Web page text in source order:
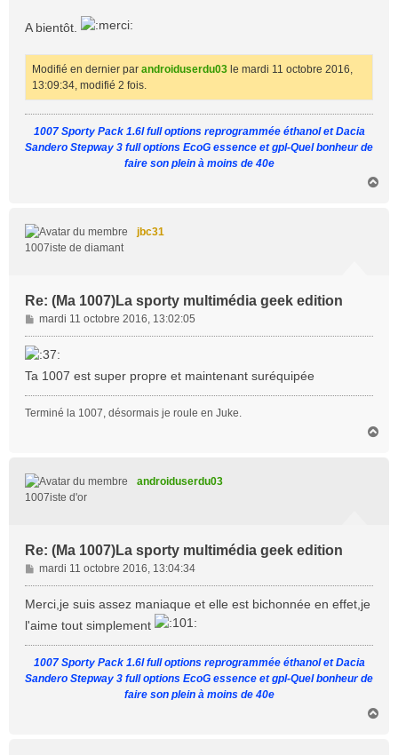
A bientôt.
Modifié en dernier par androiduserdu03 le mardi 11 octobre 2016,
13:09:34, modifié 2 fois.
1007 Sporty Pack 1.6l full options reprogrammée éthanol et Dacia
Sandero Stepway 3 full options EcoG essence et gpl-Quel bonheur de
faire son plein à moins de 40e
jbc31
1007iste de diamant
Re: (Ma 1007)La sporty multimédia geek edition
M
e
s
a
g
e
mardi 11 octobre 2016, 13:02:05
Ta 1007 est super propre et maintenant suréquipée
Terminé la 1007, désormais je roule en Juke.
androiduserdu03
1007iste d'or
Re: (Ma 1007)La sporty multimédia geek edition
M
e
a
g
e
mardi 11 octobre 2016, 13:04:34
Merci,je suis assez maniaque et elle est bichonnée en effet,je
l'aime tout simplement
1007 Sporty Pack 1.6l full options reprogrammée éthanol et Dacia
Sandero Stepway 3 full options EcoG essence et gpl-Quel bonheur de
faire son plein à moins de 40e